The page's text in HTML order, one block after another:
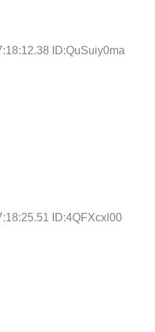
ID:QuSuiy0ma
ID:4QFXcxl00